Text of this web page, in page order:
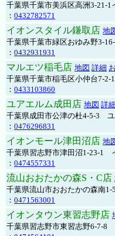
千葉県千葉市美浜区高洲3-21-
： 0432782571
イオンスタイル鎌取店 地
千葉県千葉市緑区おゆみ野3-
： 0432931931
マルエツ稲毛店 地図 詳細
千葉県千葉市稲毛区小仲台7-2-
： 0433103860
ユアエルム成田店 地図 詳細
千葉県成田市公津の杜4-5-3
： 0476296831
イオンモール津田沼店 地
千葉県習志野市津田沼1-23-1
： 0474557331
流山おおたかの森S・C店
千葉県流山市おおたかの森南1-
： 0471563001
イオンタウン東習志野店
千葉県習志野市東習志野6-7-8